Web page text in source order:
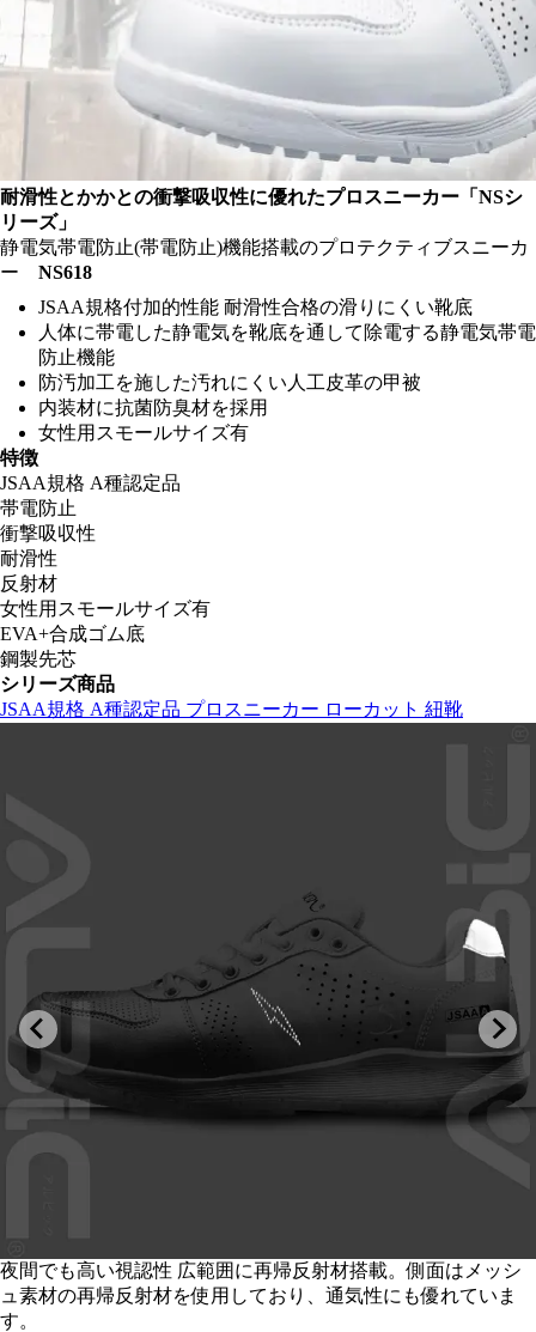
耐滑性とかかとの衝撃吸収性に優れたプロスニーカー「NSシ
リーズ」
静電気帯電防止(帯電防止)機能搭載のプロテクティブスニーカ
ー NS618
JSAA規格付加的性能 耐滑性合格の滑りにくい靴底
人体に帯電した静電気を靴底を通して除電する静電気帯電
防止機能
防汚加工を施した汚れにくい人工皮革の甲被
内装材に抗菌防臭材を採用
女性用スモールサイズ有
特徴
JSAA規格 A種認定品
帯電防止
衝撃吸収性
耐滑性
反射材
女性用スモールサイズ有
EVA+合成ゴム底
鋼製先芯
シリーズ商品
JSAA規格 A種認定品 プロスニーカー ローカット 紐靴
夜間でも高い視認性 広範囲に再帰反射材搭載。側面はメッシ
ュ素材の再帰反射材を使用しており、通気性にも優れていま
す。